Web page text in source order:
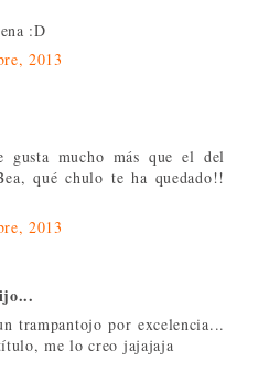
:D
2013
gusta mucho más que el del
qué chulo te ha quedado!!
2013
trampantojo por excelencia...
me lo creo jajajaja